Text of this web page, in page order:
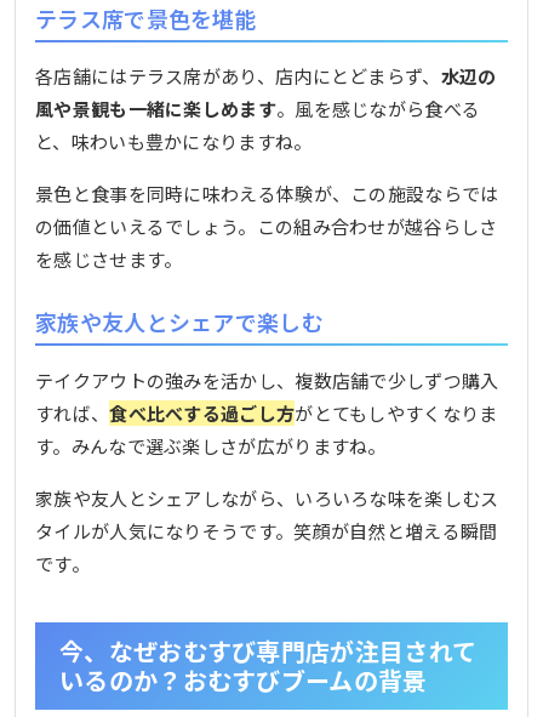
テラス席で景色を堪能
各店舗にはテラス席があり、店内にとどまらず、 水辺の
風や景観も一緒に楽しめます。風を感じながら食べる
と、味わいも豊かになりますね。
景色と食事を同時に味わえる体験が、この施設ならでは
の価値といえるでしょう。この組み合わせが越谷らしさ
を感じさせます。
家族や友人とシェアで楽しむ
テイクアウトの強みを活かし、複数店舗で少しずつ購入
すれば、食べ比べする過ごし方がとてもしやすくなりま
す。みんなで選ぶ楽しさが広がりますね。
家族や友人とシェアしながら、いろいろな味を楽しむス
タイルが人気になりそうです。笑顔が自然と増える瞬間
です。
今、なぜおむすび専門店が注目されて
いるのか？おむすびブームの背景